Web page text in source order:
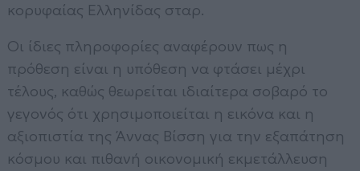
κορυφαίας Ελληνίδας σταρ.
Οι ίδιες πληροφορίες αναφέρουν πως η
πρόθεση είναι η υπόθεση να φτάσει μέχρι
τέλους, καθώς θεωρείται ιδιαίτερα σοβαρό το
γεγονός ότι χρησιμοποιείται η εικόνα και η
αξιοπιστία της Άννας Βίσση για την εξαπάτηση
κόσμου και πιθανή οικονομική εκμετάλλευση